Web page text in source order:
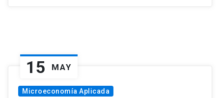
15 MAY
Microeconomía Aplicada